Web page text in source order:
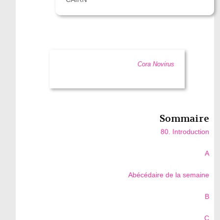
Cora Novirus
Sommaire
80. Introduction
A
Abécédaire de la semaine
B
C